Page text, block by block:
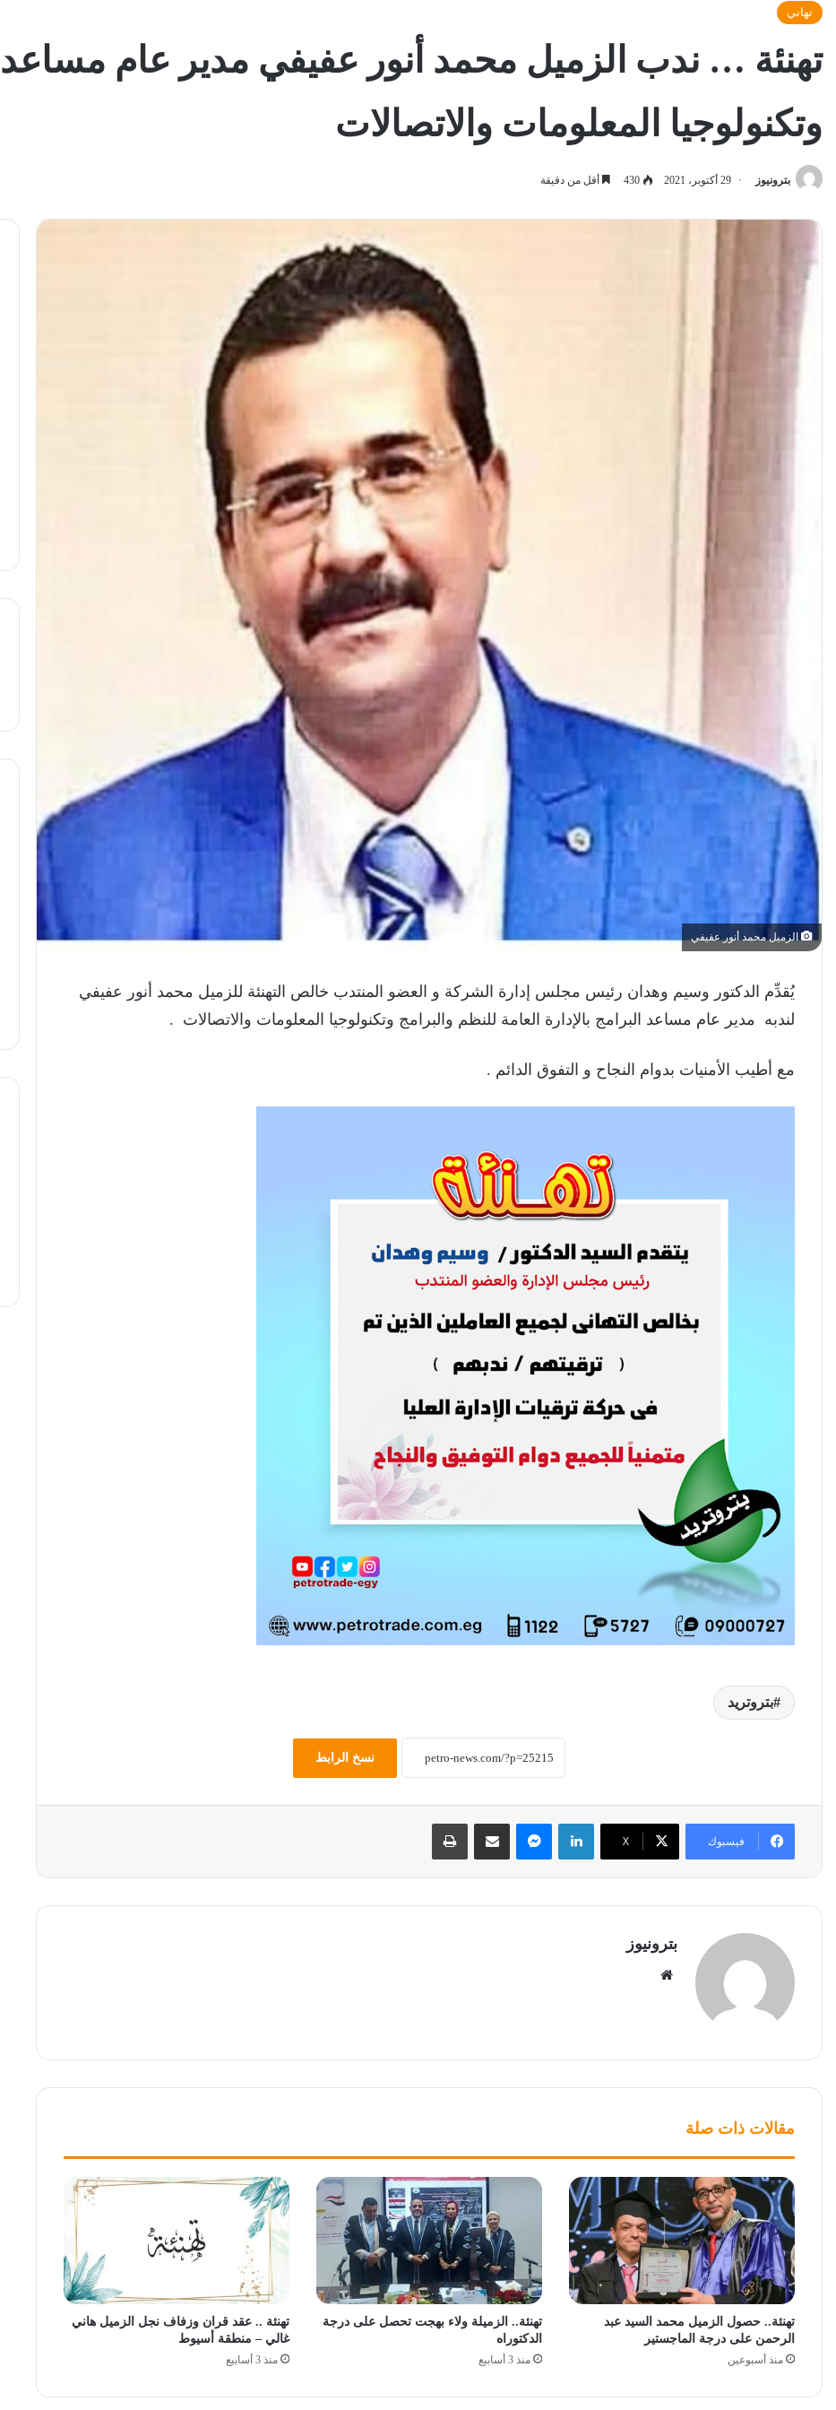
تهاني
تهنئة … ندب الزميل محمد أنور عفيفي مدير عام مساعد
وتكنولوجيا المعلومات والاتصالات
بترونيوز 29 أكتوبر، 2021 430 أقل من دقيقة
الزميل محمد أنور عفيفي
يُقدِّم الدكتور وسيم وهدان رئيس مجلس إدارة الشركة و العضو المنتدب خالص التهنئة للزميل محمد أنور عفيفي
لندبه مدير عام مساعد البرامج بالإدارة العامة للنظم والبرامج وتكنولوجيا المعلومات والاتصالات .
مع أطيب الأمنيات بدوام النجاح و التفوق الدائم .
بتروتريد
نسخ الرابط
فيسبوك ‫X
لينكدإن ماسنجر مشاركة عبر البريد طباعة
بترونيوز
مقالات ذات صلة
تهنئة.. حصول الزميل محمد السيد عبد
الرحمن على درجة الماجستير
منذ أسبوعين
تهنئة.. الزميلة ولاء بهجت تحصل على درجة
الدكتوراه
منذ 3 أسابيع
تهنئة .. عقد قران وزفاف نجل الزميل هاني
غالي – منطقة أسيوط
منذ 3 أسابيع